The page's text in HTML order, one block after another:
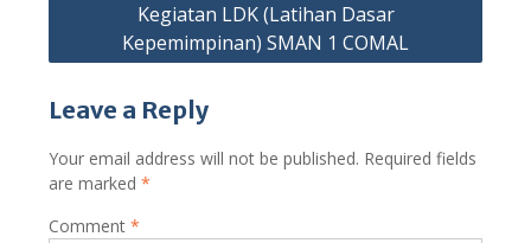
Kegiatan LDK (Latihan Dasar
Kepemimpinan) SMAN 1 COMAL
Leave a Reply
Your email address will not be published. Required fields
are marked *
Comment *